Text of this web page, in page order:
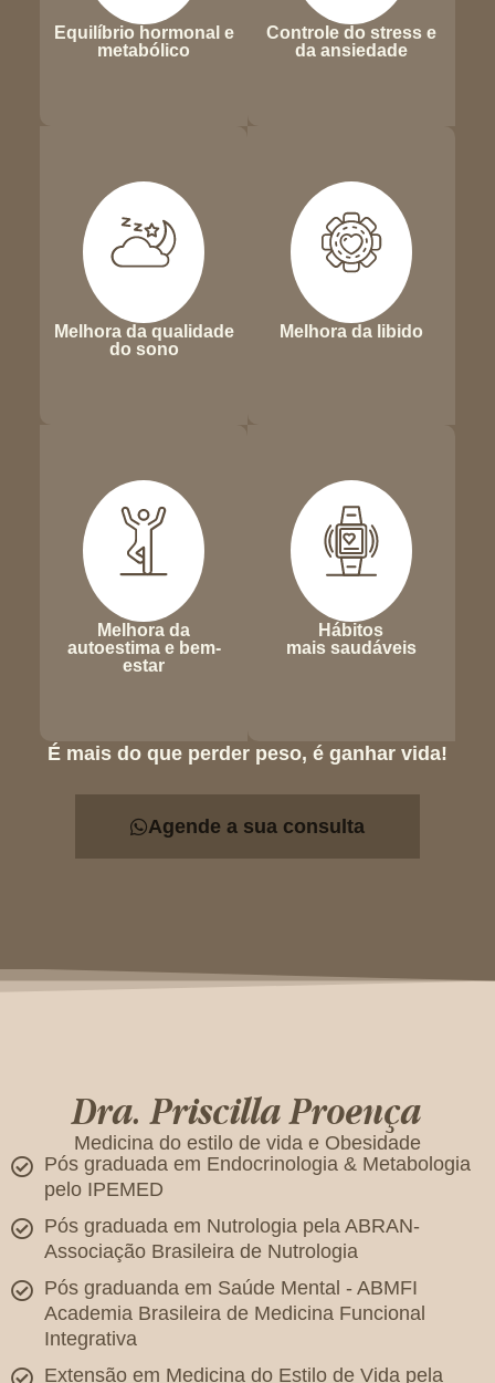
Equilíbrio hormonal e
metabólico
Controle do stress e
da ansiedade
Melhora da qualidade
do sono
Melhora da libido
Melhora da
autoestima e bem-
estar
Hábitos
mais saudáveis
É mais do que perder peso, é ganhar vida!
Agende a sua consulta
Dra. Priscilla Proença
Medicina do estilo de vida e Obesidade
Pós graduada em Endocrinologia & Metabologia
pelo IPEMED
Pós graduada em Nutrologia pela ABRAN-
Associação Brasileira de Nutrologia
Pós graduanda em Saúde Mental - ABMFI
Academia Brasileira de Medicina Funcional
Integrativa
Extensão em Medicina do Estilo de Vida pela